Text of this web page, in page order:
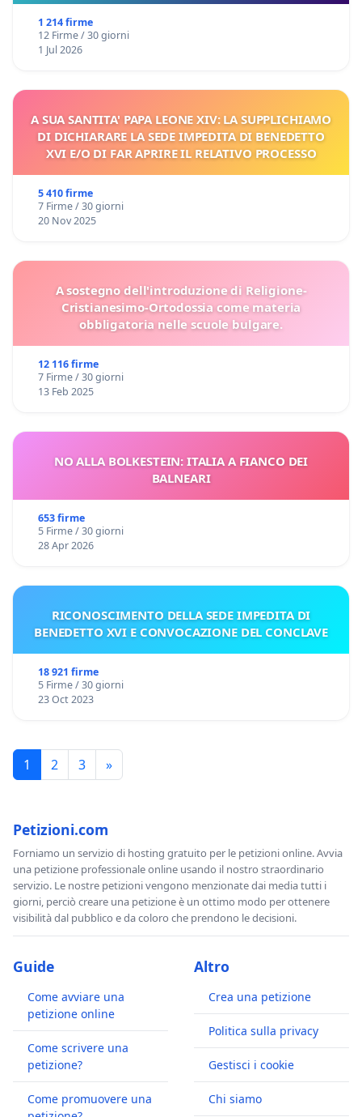
1 214 firme
12 Firme / 30 giorni
1 Jul 2026
A SUA SANTITA' PAPA LEONE XIV: LA SUPPLICHIAMO
DI DICHIARARE LA SEDE IMPEDITA DI BENEDETTO
XVI E/O DI FAR APRIRE IL RELATIVO PROCESSO
5 410 firme
7 Firme / 30 giorni
20 Nov 2025
A sostegno dell'introduzione di Religione-
Cristianesimo-Ortodossia come materia
obbligatoria nelle scuole bulgare.
12 116 firme
7 Firme / 30 giorni
13 Feb 2025
NO ALLA BOLKESTEIN: ITALIA A FIANCO DEI
BALNEARI
653 firme
5 Firme / 30 giorni
28 Apr 2026
RICONOSCIMENTO DELLA SEDE IMPEDITA DI
BENEDETTO XVI E CONVOCAZIONE DEL CONCLAVE
18 921 firme
5 Firme / 30 giorni
23 Oct 2023
1 2 3 »
Petizioni.com
Forniamo un servizio di hosting gratuito per le petizioni online. Avvia
una petizione professionale online usando il nostro straordinario
servizio. Le nostre petizioni vengono menzionate dai media tutti i
giorni, perciò creare una petizione è un ottimo modo per ottenere
visibilità dal pubblico e da coloro che prendono le decisioni.
Guide
Come avviare una
petizione online
Come scrivere una
petizione?
Come promuovere una
Altro
Crea una petizione
Politica sulla privacy
Gestisci i cookie
Chi siamo